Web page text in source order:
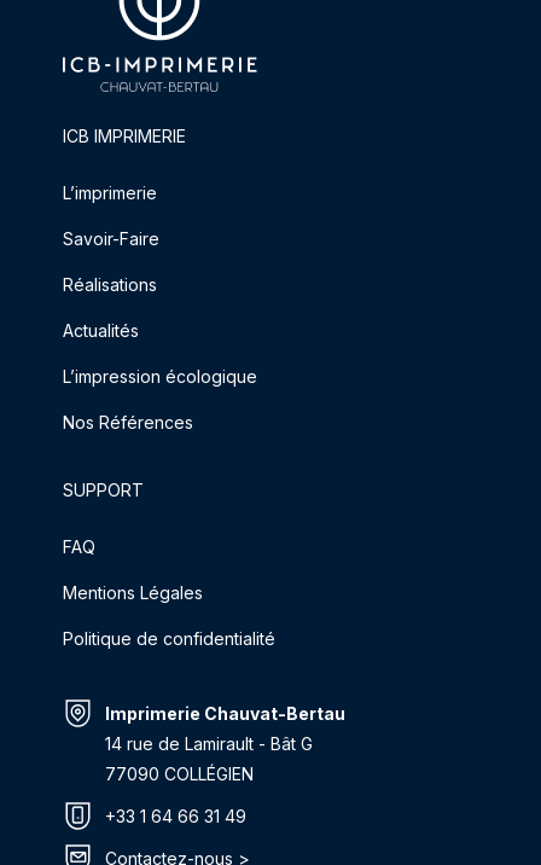
ICB IMPRIMERIE
L’imprimerie
Savoir-Faire
Réalisations
Actualités
L’impression écologique
Nos Références
SUPPORT
FAQ
Mentions Légales
Politique de confidentialité
Imprimerie Chauvat-Bertau
14 rue de Lamirault - Bât G
77090 COLLÉGIEN
+33 1 64 66 31 49
Contactez-nous >